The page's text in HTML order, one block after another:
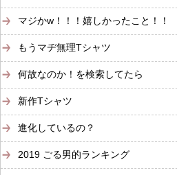
マジかw！！！嬉しかったこと！！
もうマヂ無理Tシャツ
何故なのか！を検索してたら
新作Tシャツ
進化しているの？
2019 ごる男的ランキング